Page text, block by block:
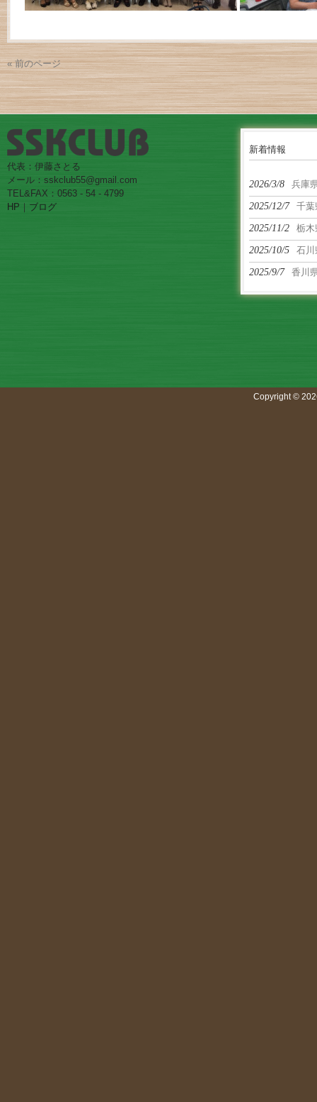
« 前のページ
代表：伊藤さとる
メール：sskclub55@gmail.com
TEL&FAX：0563 - 54 - 4799
HP
ブログ
新着情報
2026/3/8 兵庫
2025/12/7 千葉
2025/11/2 栃木
2025/10/5 石川
2025/9/7 香川
Copyright ©